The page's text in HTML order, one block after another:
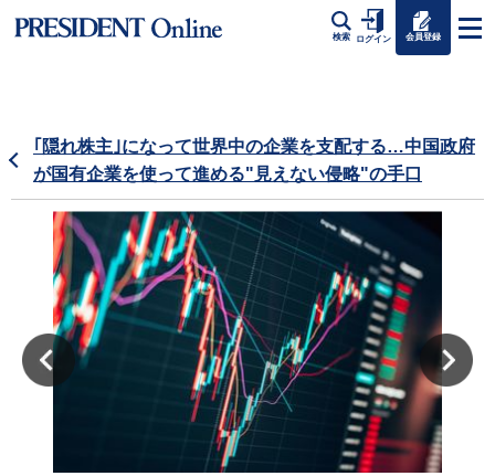
検索 ログイン 会員登録
｢隠れ株主｣になって世界中の企業を支配する…中国政府
が国有企業を使って進める"見えない侵略"の手口